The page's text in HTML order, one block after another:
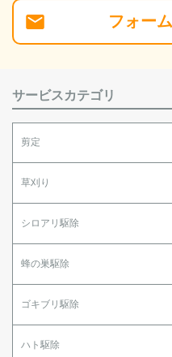
フォーム
サービスカテゴリ
剪定
草刈り
シロアリ駆除
蜂の巣駆除
ゴキブリ駆除
ハト駆除